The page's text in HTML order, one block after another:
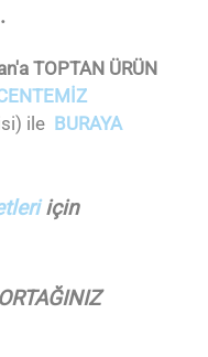
TOPTAN ÜRÜN
ile BURAYA
için